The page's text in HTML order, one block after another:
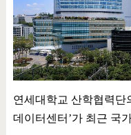
연세대학교 산학협력단
데이터센터 ’가 최근 국